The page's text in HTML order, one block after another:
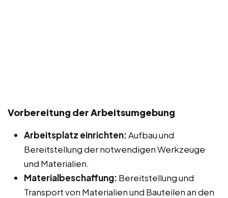
Vorbereitung der Arbeitsumgebung
Arbeitsplatz einrichten:Aufbau und
Bereitstellung der notwendigen Werkzeuge
und Materialien.
Materialbeschaffung: Bereitstellung und
Transport von Materialien und Bauteilen an den